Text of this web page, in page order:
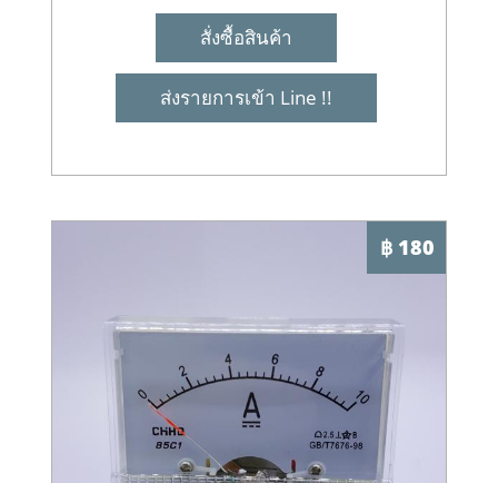
สั่งซื้อสินค้า
ส่งรายการเข้า Line !!
฿ 180